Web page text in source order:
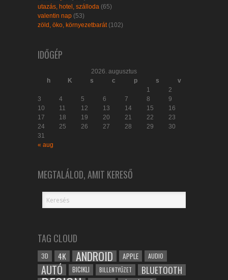
utazás, hotel, szálloda (65)
valentin nap (53)
zöld, öko, környezetbarát(102)
IDŐGÉP
2026. augusztus
h
K s c p s
v
1
2
3
4 5 6 7 8
9
10
11 12 13 14 15
16
17
18 19 20 21 22
23
24
25 26 27 28 29
30
31
« aug
MEGTALÁLOD, AMIT KERESŐ
TAG CLOUD
3D 4K ANDROID APPLE AUDIO
AUTÓ BICIKLI BILLENTYŰZET BLUETOOTH